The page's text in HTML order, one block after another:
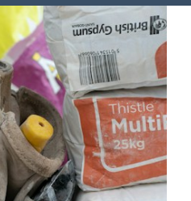
ویزای
کار
عمان
در
سال
2024